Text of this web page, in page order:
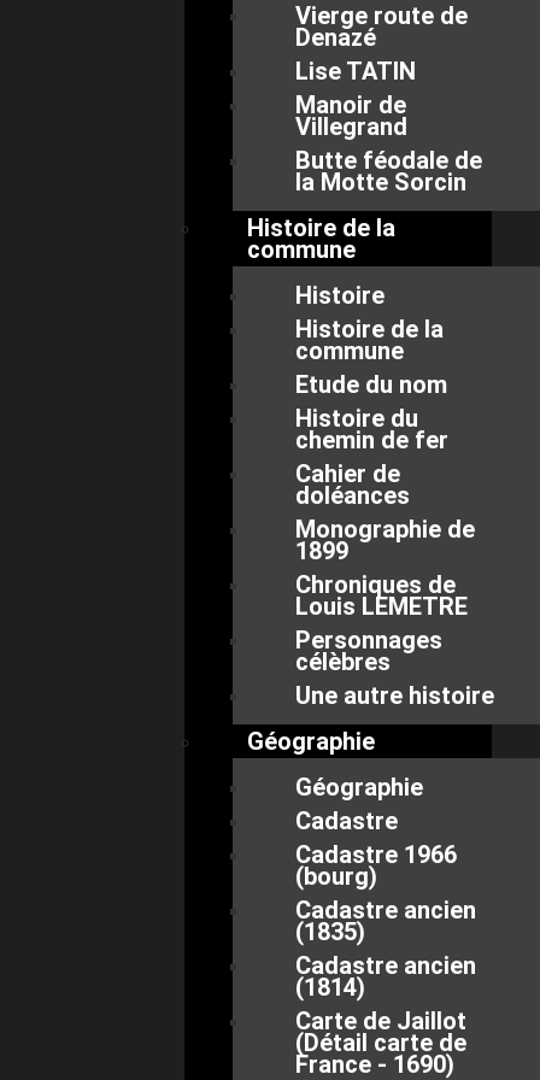
Vierge route de
Denazé
Lise TATIN
Manoir de
Villegrand
Butte féodale de
la Motte Sorcin
Histoire de la
commune
Histoire
Histoire de la
commune
Etude du nom
Histoire du
chemin de fer
Cahier de
doléances
Monographie de
1899
Chroniques de
Louis LEMETRE
Personnages
célèbres
Une autre histoire
Géographie
Géographie
Cadastre
Cadastre 1966
(bourg)
Cadastre ancien
(1835)
Cadastre ancien
(1814)
Carte de Jaillot
(Détail carte de
France - 1690)